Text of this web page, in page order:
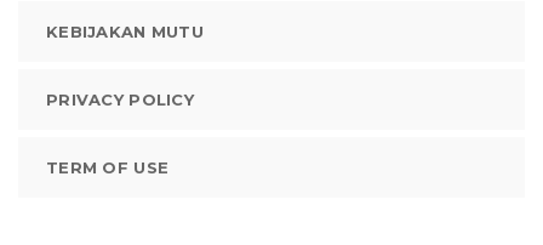
KEBIJAKAN MUTU
PRIVACY POLICY
TERM OF USE